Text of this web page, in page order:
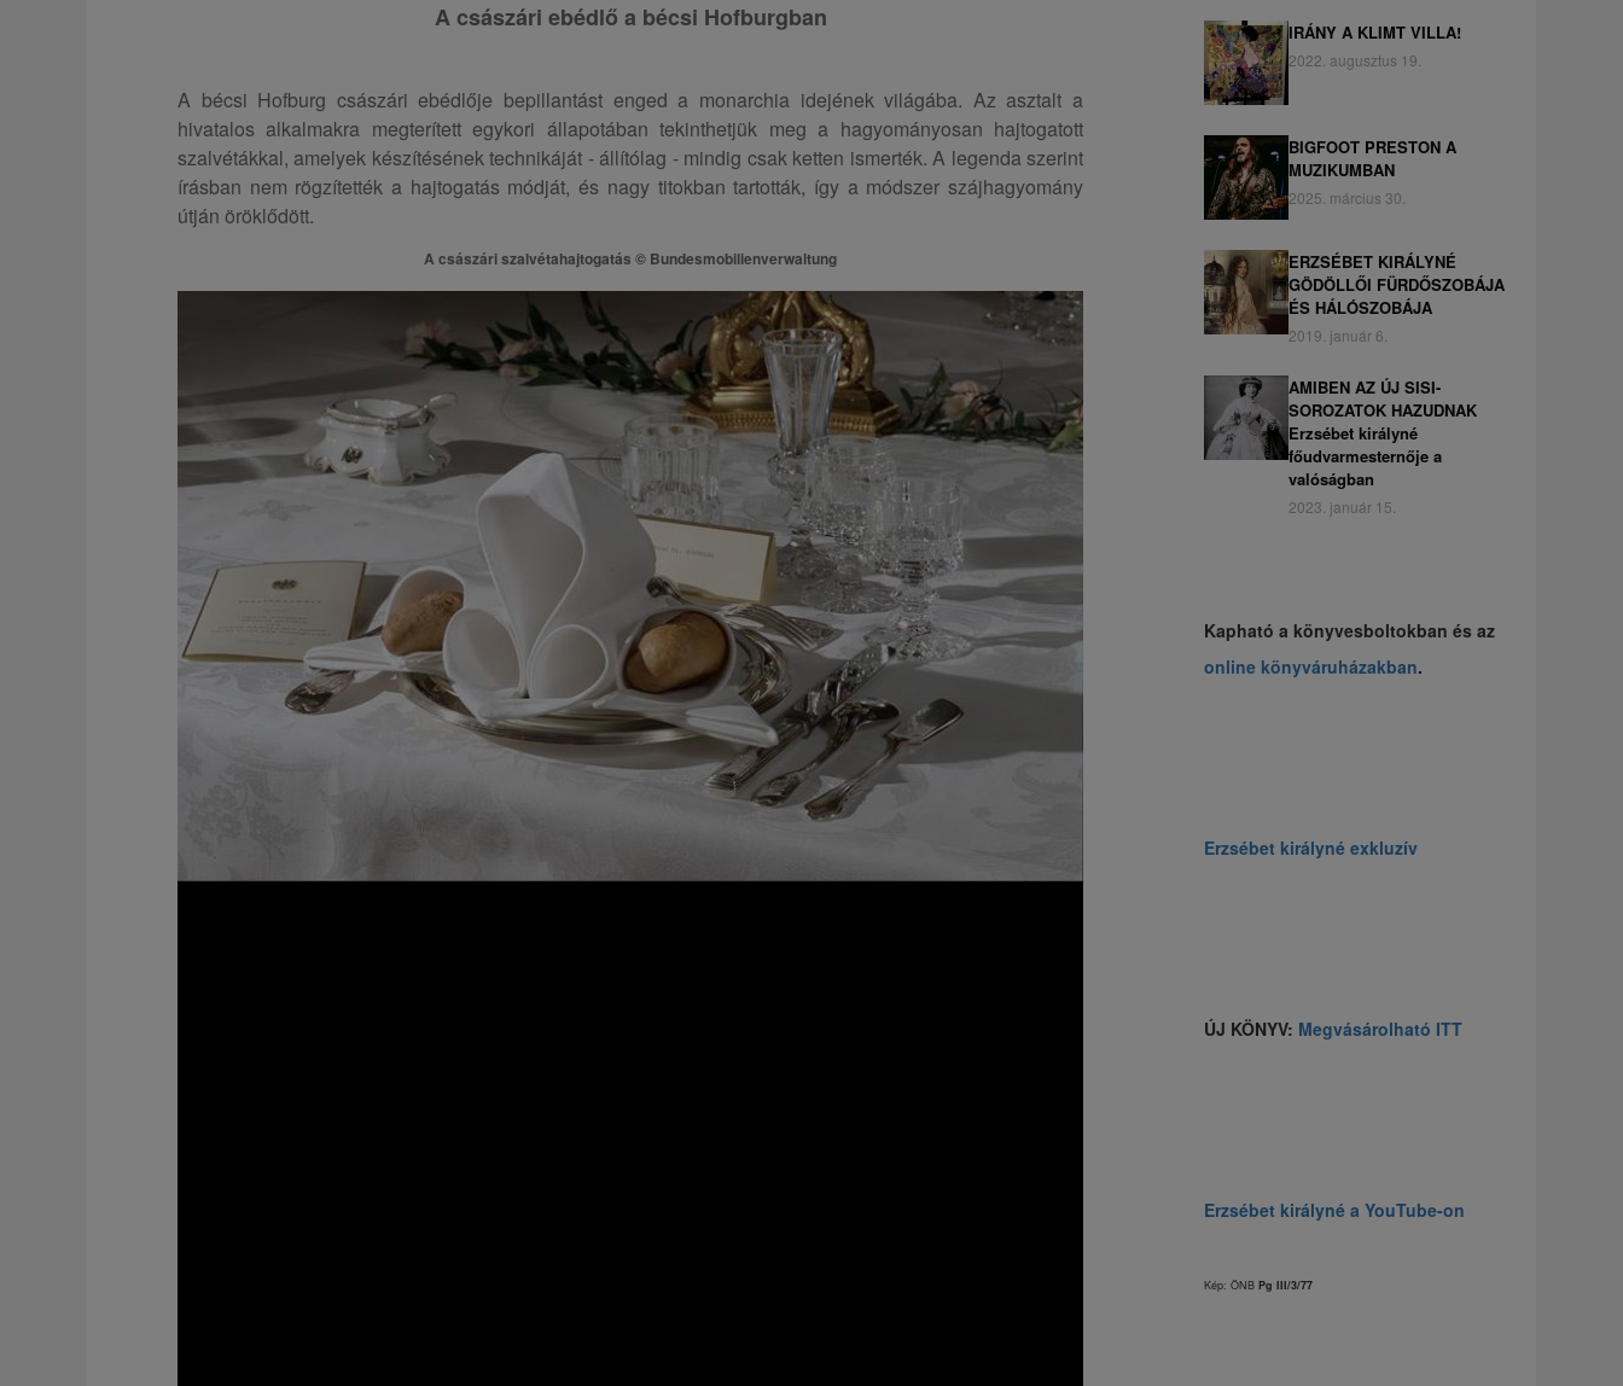
A császári ebédlő a bécsi Hofburgban
A bécsi Hofburg császári ebédlője bepillantást enged a monarchia idejének világába. Az asztalt a
hivatalos alkalmakra megterített egykori állapotában tekinthetjük meg a hagyományosan hajtogatott
szalvétákkal, amelyek készítésének technikáját - állítólag - mindig csak ketten ismerték. A legenda szerint
írásban nem rögzítették a hajtogatás módját, és nagy titokban tartották, így a módszer szájhagyomány
útján öröklődött.
A császári szalvétahajtogatás © Bundesmobilienverwaltung
IRÁNY A KLIMT VILLA!
2022. augusztus 19.
BIGFOOT PRESTON A
MUZIKUMBAN
2025. március 30.
ERZSÉBET KIRÁLYNÉ
GÖDÖLLŐI FÜRDŐSZOBÁJA
ÉS HÁLÓSZOBÁJA
2019. január 6.
AMIBEN AZ ÚJ SISI-
SOROZATOK HAZUDNAK
Erzsébet királyné
főudvarmesternője a
valóságban
2023. január 15.
Kapható a könyvesboltokban és az
online könyváruházakban.
Erzsébet királyné exkluzív
ÚJ KÖNYV: Megvásárolható ITT
Erzsébet királyné a YouTube-on
Kép: ÖNB Pg III/3/77